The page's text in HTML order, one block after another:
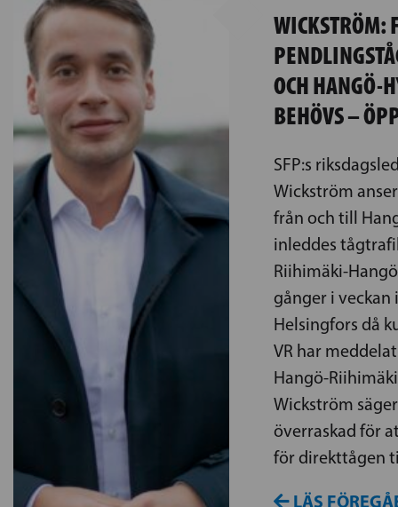
WICKSTRÖM:
OCH HANGÖ-
BEHÖVS –
SFP:s
Wickström
från och till
inleddes
Riihimäki-
gånger i
Helsingfors då
VR har
Hangö-
Wickström
överraskad för
för direkttågen
LÄS